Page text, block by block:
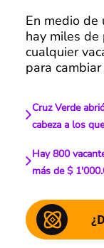
En medio de
hay miles de
cualquier
para
Cruz Verde
cabeza a los
Hay 800
más de $